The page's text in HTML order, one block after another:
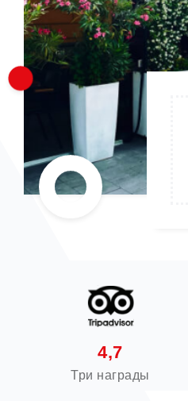
4,7
Три награды